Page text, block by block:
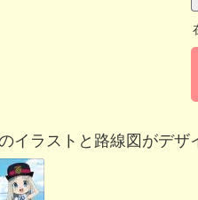
イラストと路線図がデザ